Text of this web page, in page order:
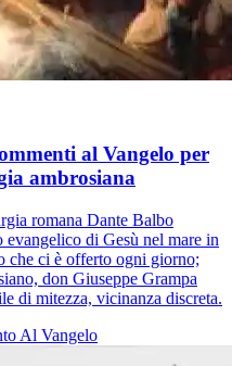
al Vangelo per
ambrosiana
romana Dante Balbo
di Gesù nel mare in
che ci è offerto ogni giorno;
don Giuseppe Grampa
di mitezza, vicinanza discreta.
Al Vangelo